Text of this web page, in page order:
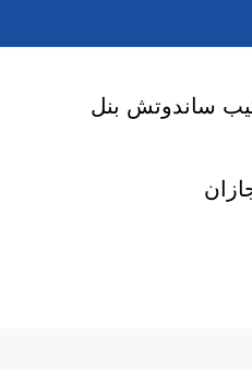
ساندوتش بنل